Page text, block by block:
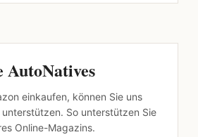
AutoNatives
einkaufen, können Sie uns
So unterstützen Sie
Online-Magazins.